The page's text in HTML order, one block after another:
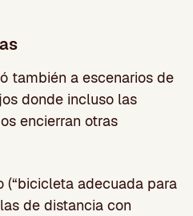
también a escenarios de
donde incluso las
encierran otras
(“bicicleta adecuada para
de distancia con